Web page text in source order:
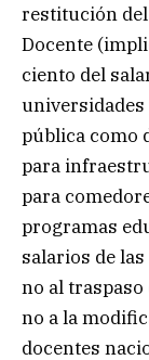
restitución
Docente
ciento del
pública como
para
para
programas
salarios de
no al traspaso
no a la
docentes